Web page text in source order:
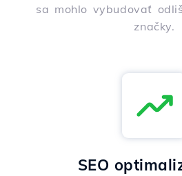
sa mohlo vybudovať
značky.
SEO